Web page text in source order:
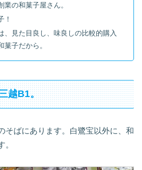
業の和菓子屋さん。
！
、見た目良し、味良しの比較的購入
菓子だから。
越B1。
そばにあります。白鷺宝以外に、和
。